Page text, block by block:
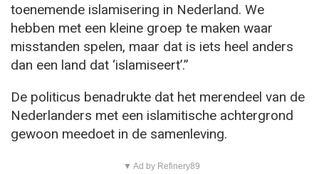
toenemende islamisering in Nederland. We
hebben met een kleine groep te maken waar
misstanden spelen, maar dat is iets heel anders
dan een land dat ‘islamiseert’.”
De politicus benadrukte dat het merendeel van de
Nederlanders met een islamitische achtergrond
gewoon meedoet in de samenleving.
▼ Ad by Refinery89